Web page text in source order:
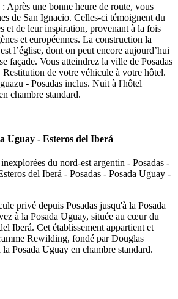
Après une bonne heure de route, vous
de San Ignacio. Celles-ci témoignent du
et de leur inspiration, provenant à la fois
et européennes. La construction la
l’église, dont on peut encore aujourd’hui
façade. Vous atteindrez la ville de Posadas
de votre véhicule à votre hôtel.
- Posadas inclus. Nuit à l'hôtel
chambre standard.
Uguay - Esteros del Iberá
privé depuis Posadas jusqu'à la Posada
à la Posada Uguay, située au cœur du
Iberá. Cet établissement appartient et
Rewilding, fondé par Douglas
Posada Uguay en chambre standard.